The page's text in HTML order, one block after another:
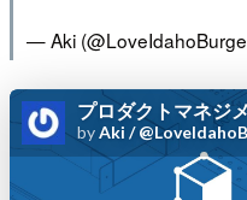
— Aki